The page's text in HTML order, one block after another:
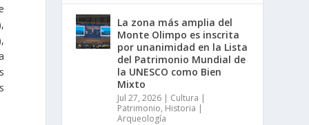
La zona más amplia del
Monte Olimpo es inscrita
por unanimidad en la Lista
del Patrimonio Mundial de
la UNESCO como Bien
Mixto
Jul 27, 2026 | Cultura |
Patrimonio, Historia |
Arqueología